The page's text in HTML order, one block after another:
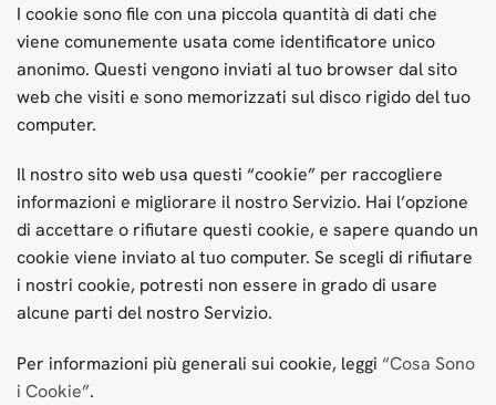
I cookie sono file con una piccola quantità di dati che
viene comunemente usata come identificatore unico
anonimo. Questi vengono inviati al tuo browser dal sito
web che visiti e sono memorizzati sul disco rigido del tuo
computer.
Il nostro sito web usa questi “cookie” per raccogliere
informazioni e migliorare il nostro Servizio. Hai l’opzione
di accettare o rifiutare questi cookie, e sapere quando un
cookie viene inviato al tuo computer. Se scegli di rifiutare
i nostri cookie, potresti non essere in grado di usare
alcune parti del nostro Servizio.
Per informazioni più generali sui cookie, leggi “Cosa Sono
i Cookie”.